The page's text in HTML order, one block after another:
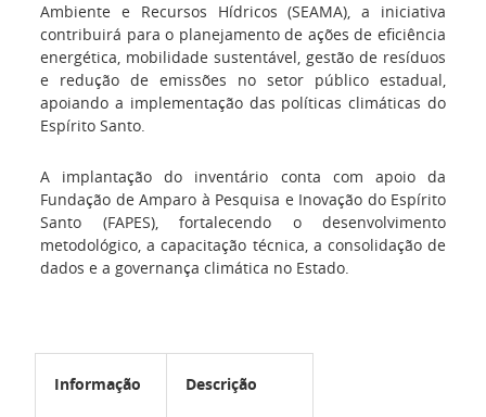
Ambiente e Recursos Hídricos (SEAMA), a iniciativa
contribuirá para o planejamento de ações de eficiência
energética, mobilidade sustentável, gestão de resíduos
e redução de emissões no setor público estadual,
apoiando a implementação das políticas climáticas do
Espírito Santo.
A implantação do inventário conta com apoio da
Fundação de Amparo à Pesquisa e Inovação do Espírito
Santo (FAPES), fortalecendo o desenvolvimento
metodológico, a capacitação técnica, a consolidação de
dados e a governança climática no Estado.
Informação Descrição